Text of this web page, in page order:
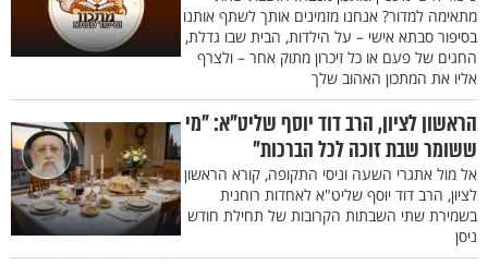
מתאימה למדור? אנחנו מזמינים אותך לשתף אותנו
בסיפור סבתא אישי – על הילדות, הבית שבו גדלת,
החגים של פעם או כל זיכרון מתוק אחר – ולצרף
אליו את המתכון האהוב שלך
הראשון לציון, הרב דוד יוסף שליט"א: "מי
ששומר שבת זוכה לכל הברכות"
אל מול אתגרי השעה וניסי התקופה, קורא הראשון
לציון, הרב דוד יוסף שליט"א לאחדות רוחנית
בשמירת שתי השבתות הקרובות של תחילת חודש
ניסן